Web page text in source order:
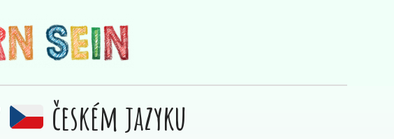
českém jazyku